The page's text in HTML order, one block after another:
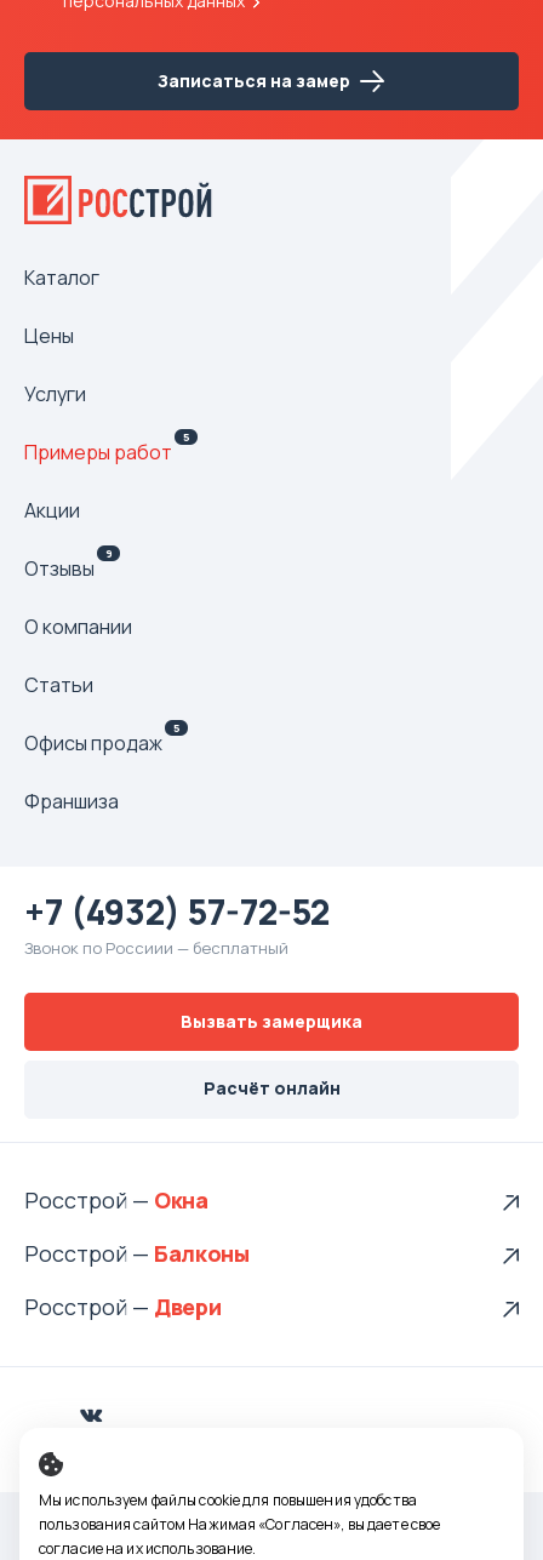
Записаться на замер
Каталог
Цены
Услуги
Примеры работ
5
Акции
Отзывы
9
О компании
Статьи
Офисы продаж
5
Франшиза
+7 (4932) 57-72-52
Звонок по Россиии — бесплатный
Вызвать замерщика
Расчёт онлайн
Росстрой —
Росстрой —
Росстрой —
ИП Ситцов В.Ю. 2010-2023
Предложения, опубликованные на настоящем сайте, не являются
Мы используем файлы cookie для повышения удобства
пользования сайтом Нажимая «Согласен», вы даете свое
согласие на их использование.